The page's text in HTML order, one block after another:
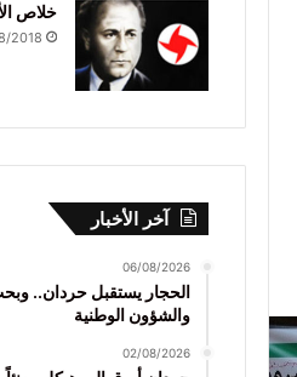
خلاص
2018
آخر الأخبار
06/08/2026
الحجار يستقبل حردان..
والشؤون الوطنية
02/08/2026